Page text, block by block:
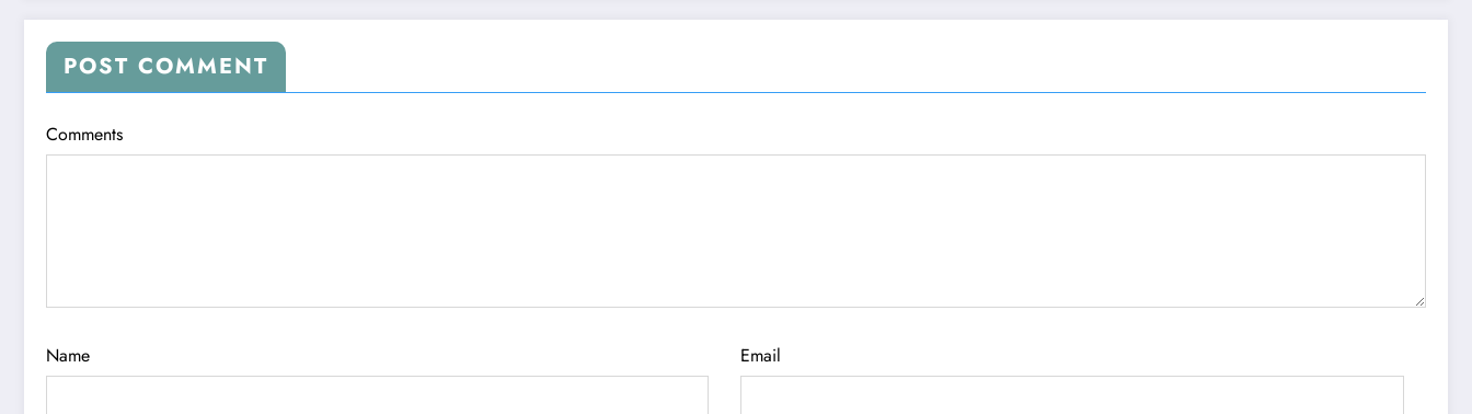
POST COMMENT
Comments
Name Email